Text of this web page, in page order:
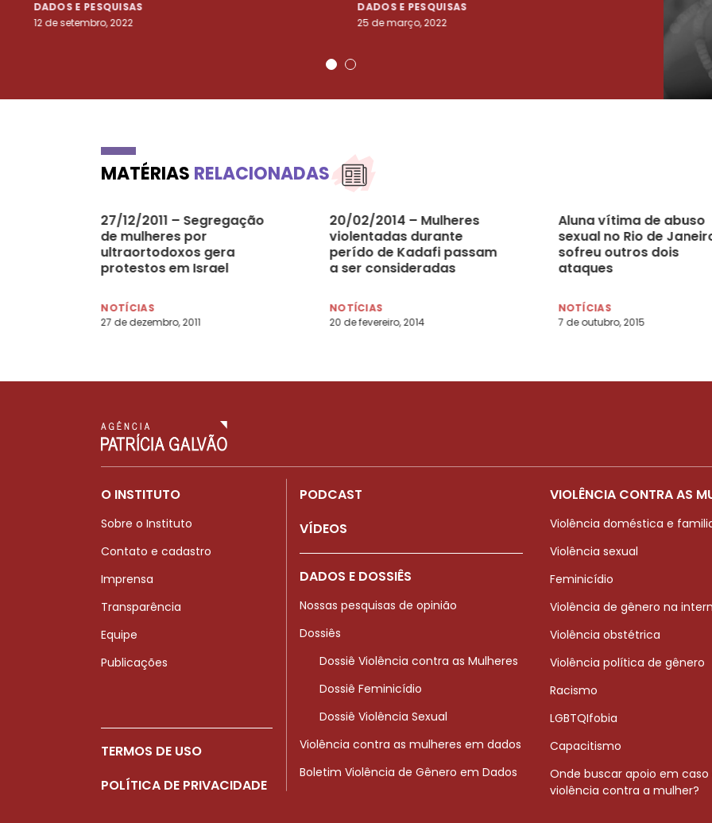
DADOS E PESQUISAS
12 de setembro, 2022
DADOS E PESQUISAS
25 de março, 2022
23
MATÉRIAS RELACIONADAS
27/12/2011 – Segregação
de mulheres por
ultraortodoxos gera
protestos em Israel
NOTÍCIAS
27 de dezembro, 2011
20/02/2014 – Mulheres
violentadas durante
perído de Kadafi passam
a ser consideradas
Líbia
NOTÍCIAS
20 de fevereiro, 2014
Aluna vítima de abuso
sexual no Rio de
sofreu outros dois
ataques
NOTÍCIAS
7 de outubro, 2015
O INSTITUTO
Sobre o Instituto
Contato e cadastro
Imprensa
Transparência
Equipe
Publicações
TERMOS DE USO
POLÍTICA DE PRIVACIDADE
PODCAST
VÍDEOS
DADOS E DOSSIÊS
Nossas pesquisas de opinião
Dossiês
Dossiê Violência contra as Mulheres
Dossiê Feminicídio
Dossiê Violência Sexual
Violência contra as mulheres em dados
Boletim Violência de Gênero em Dados
VIOLÊNCIA CONTRA AS
Violência doméstica e
Violência sexual
Feminicídio
Violência de gênero na
Violência obstétrica
Violência política de gênero
Racismo
LGBTQIfobia
Capacitismo
Onde buscar apoio em caso
violência contra a mulher?